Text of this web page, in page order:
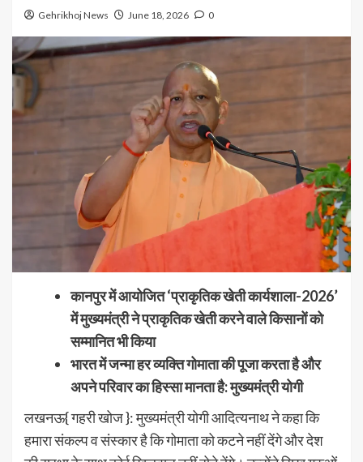
Gehrikhoj News June 18, 2026 0
कानपुर में आयोजित ‘प्राकृतिक खेती कार्यशाला-2026’
में मुख्यमंत्री ने प्राकृतिक खेती करने वाले किसानों को
सम्मानित भी किया
भारत में जन्मा हर व्यक्ति गोमाता की पूजा करता है और
अपने परिवार का हिस्सा मानता है: मुख्यमंत्री योगी
लखनऊ{ गहरी खोज }: मुख्यमंत्री योगी आदित्यनाथ ने कहा कि
हमारा संकल्प व संस्कार है कि गोमाता को कटने नहीं देंगे और देश